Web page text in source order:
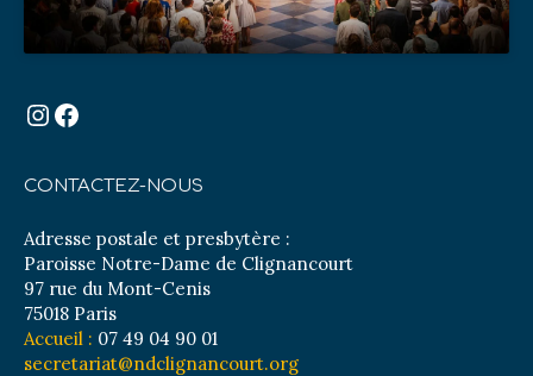
Instagram
Facebook
CONTACTEZ-NOUS
Adresse postale et presbytère :
Paroisse Notre-Dame de Clignancourt
97 rue du Mont-Cenis
75018 Paris
Accueil : 07 49 04 90 01
secretariat@ndclignancourt.org